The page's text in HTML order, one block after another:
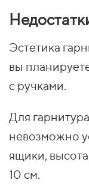
Эстетика
вы
с ручками.
Для
невозможно
ящики,
10 см.